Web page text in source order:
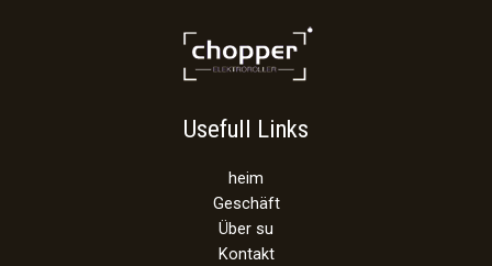
Usefull Links
heim
Geschäft
Über su
Kontakt